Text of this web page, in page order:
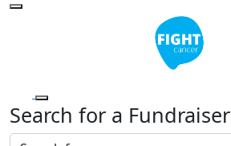
Search for a Fundraiser